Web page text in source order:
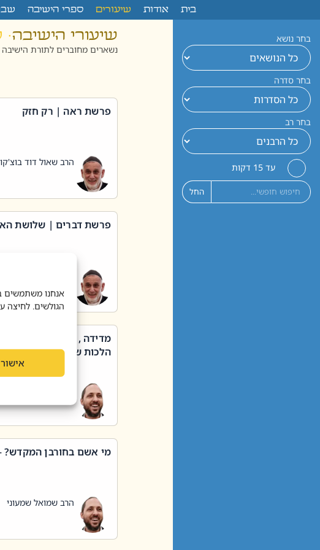
אנחנו משתמשים
הגולשים. לחיצה
אישור
בית אודות שיעורים ספרי הישיבה
בחר נושא
בחר סדרה
בחר רב
עד 15 דקות
החל
שיעורי הישיבה
נשארים מחוברים לתורת
פרשת ראה | רק חזק
הרב שאול דוד בוצ'קו
פרשת דברים | שלושת
מדידה , קניה , שטיפת
הלכות שבת – סימן שכג
מי אשם בחורבן
הרב שמואל שמעוני